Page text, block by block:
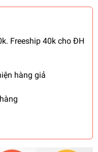
Freeship 40k cho ĐH
hàng giả